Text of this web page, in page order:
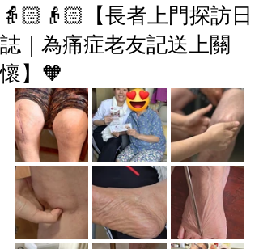
👵🏻👴🏻【長者上門探訪日
誌｜為痛症老友記送上關
懷】🧡